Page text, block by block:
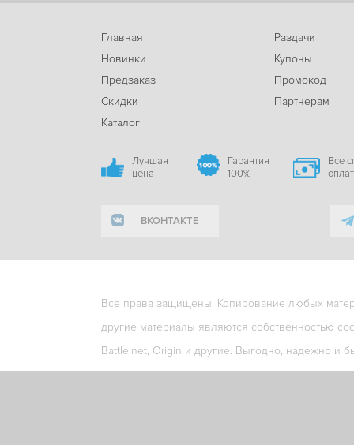
Главная
Новинки
Предзаказ
Скидки
Каталог
Раздачи
Купоны
Промокод
Партнерам
Лучшая
цена
Гарантия
100%
Все
ВКОНТАКТЕ
Все права защищены. Копирование любых
другие материалы являются собственностью
Battle.net, Origin и другие. Выгодно, надежно и